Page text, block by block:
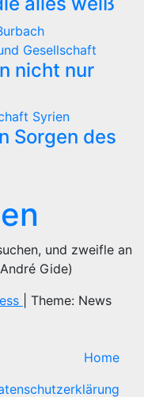
Gesellschaft
nicht nur
Syrien
Sorgen des
und zweifle an
Gide)
Theme: News
Home